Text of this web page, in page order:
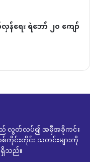
ရေး ရဲဘော် ၂၀ ကျော်
နသည် လွတ်လပ်၍ အမှီအခိုကင်း
စ်ကိုင်းတိုင်း သတင်းများကို
သည်။